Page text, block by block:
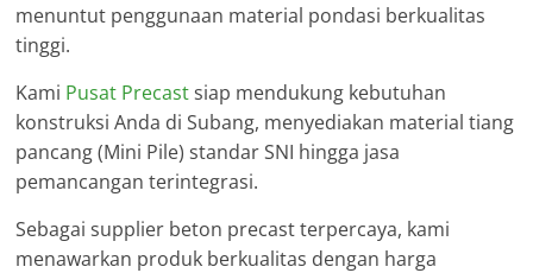
menuntut penggunaan material pondasi berkualitas
tinggi.
Kami Pusat Precastsiap mendukung kebutuhan
konstruksi Anda di Subang, menyediakan material tiang
pancang (Mini Pile) standar SNI hingga jasa
pemancangan terintegrasi.
Sebagai supplier beton precast terpercaya, kami
menawarkan produk berkualitas dengan harga